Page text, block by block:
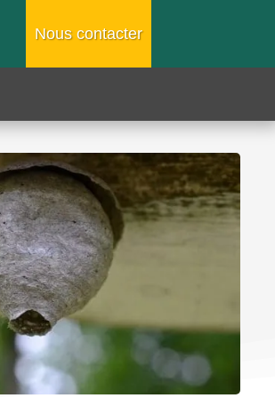
Nous contacter